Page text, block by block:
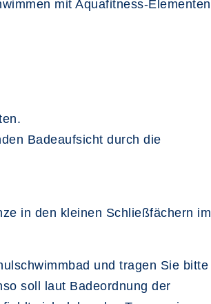
mit Aquafitness-Elementen
Badeaufsicht durch die
in den kleinen Schließfächern im
und tragen Sie bitte
soll laut Badeordnung der